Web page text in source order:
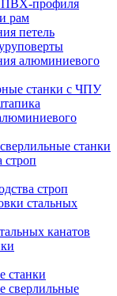
ПВХ-профиля
рам
петель
алюминиевого
станки с ЧПУ
станки
строп
строп
стальных
канатов
станки
сверлильные